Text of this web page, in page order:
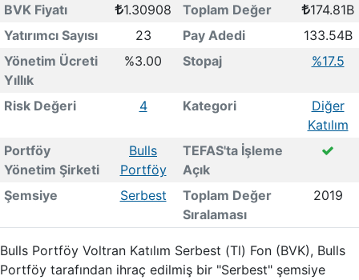
BVK Fiyatı 1.30908 Toplam Değer
174.81B
Yatırımcı Sayısı
23 Pay Adedi
133.54B
Yönetim Ücreti
Yıllık
%3.00 Stopaj %17.5
Risk Değeri 4 Kategori
Diğer
Katılım
Portföy
Yönetim Şirketi
Bulls
Portföy
TEFAS'ta İşleme
Açık
Şemsiye
Serbest
Toplam Değer
Sıralaması
2019
Bulls Portföy Voltran Katılım Serbest (Tl) Fon (BVK), Bulls
Portföy tarafından ihraç edilmiş bir "Serbest" şemsiye